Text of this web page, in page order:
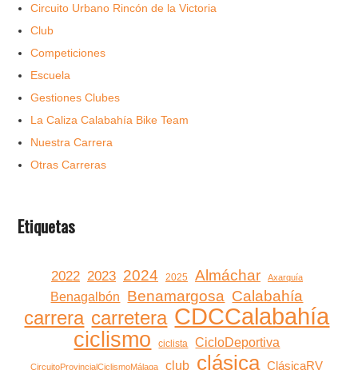
Circuito Urbano Rincón de la Victoria
Club
Competiciones
Escuela
Gestiones Clubes
La Caliza Calabahía Bike Team
Nuestra Carrera
Otras Carreras
Etiquetas
2022 2023 2024 2025 Almáchar Axarquía
Benagalbón Benamargosa Calabahía
carrera carretera CDCCalabahía
ciclismo ciclista CicloDeportiva
CircuitoProvincialCiclismoMálaga club clásica ClásicaRV